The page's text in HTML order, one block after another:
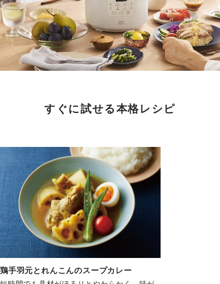
すぐに試せる本格レシピ
鶏手羽元とれんこんのスープカレー